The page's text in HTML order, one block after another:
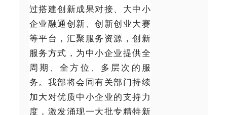
过搭建创新成果对接、大中小
企业融通创新、创新创业大赛
等平台，汇聚服务资源，创新
服务方式，为中小企业提供全
周期、全方位、多层次的服
务。我部将会同有关部门持续
加大对优质中小企业的支持力
度，激发涌现一大批专精特新